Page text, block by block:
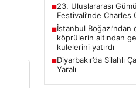
■23. Uluslararası
Festivali’nde Charles
■İstanbul
köprülerin altından
kulelerini yatırdı
■Diyarbakır’da Silahlı
Yaralı